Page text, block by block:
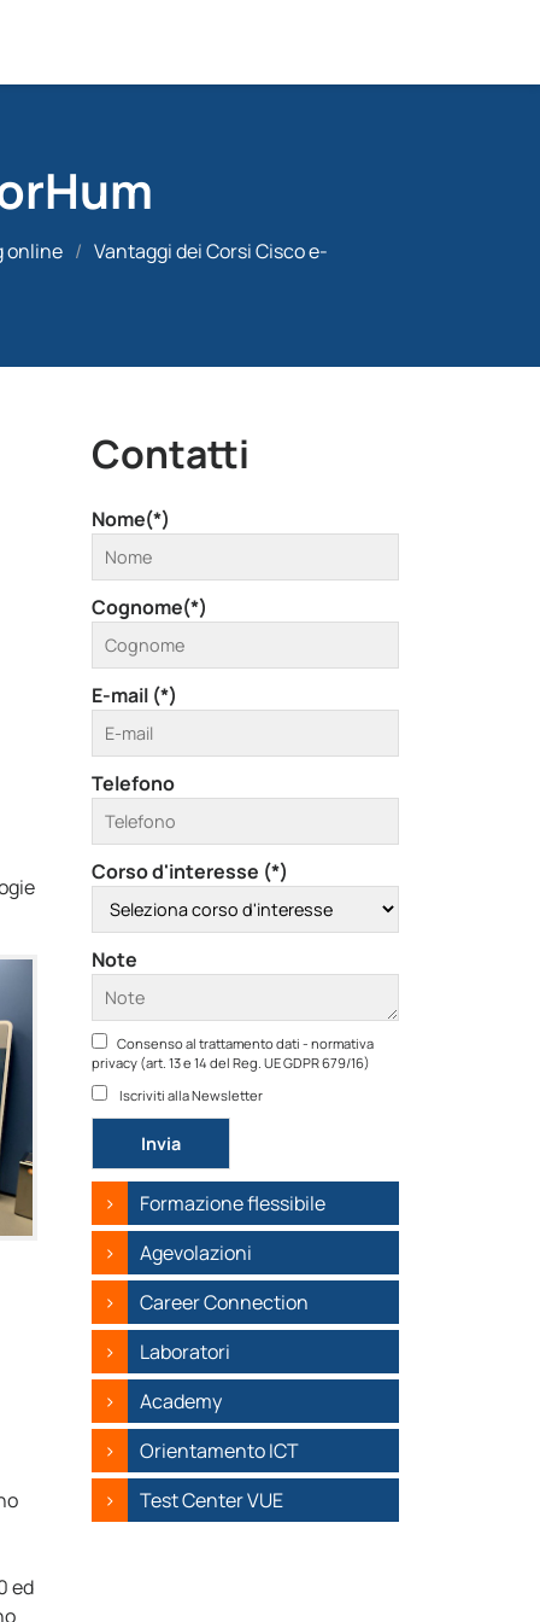
online / Vantaggi dei Corsi Cisco e-
ed
Contatti
Nome(*)
Cognome(*)
E-mail (*)
Telefono
Corso d'interesse (*)
Note
Consenso al trattamento dati - normativa
privacy (art. 13 e 14 del Reg. UE GDPR 679/16)
Iscriviti alla Newsletter
Formazione flessibile
Agevolazioni
Career Connection
Laboratori
Academy
Orientamento ICT
Test Center VUE